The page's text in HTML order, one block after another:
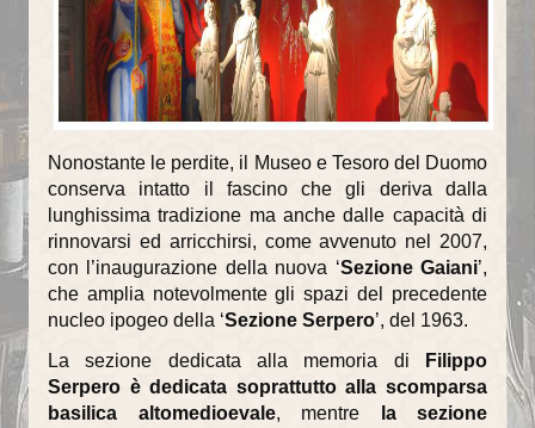
La Riconciliazione
Unzione degli infermi
Organismi di partecipazione
Consiglio Pastorale Parrocchiale
Commissioni del Consiglio Pastorale
Informazioni utili
Orari delle SS.Messe
Orari del Museo e Tesoro
Recapiti della Parrocchia
Nonostante le perdite, il Museo e Tesoro del Duomo
conserva intatto il fascino che gli deriva dalla
lunghissima tradizione ma anche dalle capacità di
rinnovarsi ed arricchirsi, come avvenuto nel 2007,
con l’inaugurazione della nuova ‘Sezione Gaiani’,
che amplia notevolmente gli spazi del precedente
nucleo ipogeo della ‘Sezione Serpero’, del 1963.
La sezione dedicata alla memoria di
Filippo
Serpero è dedicata soprattutto alla scomparsa
basilica altomedioevale, mentre
la sezione